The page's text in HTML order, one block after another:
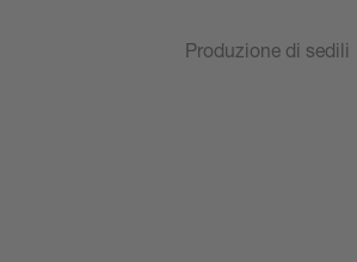
Produzione di sedili